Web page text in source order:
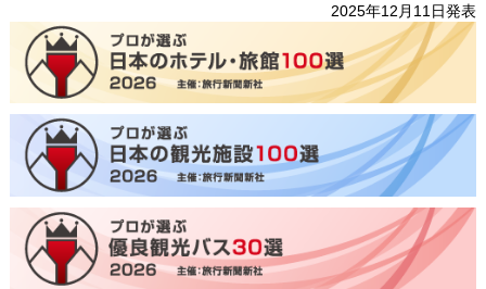
2025年12月11日発表